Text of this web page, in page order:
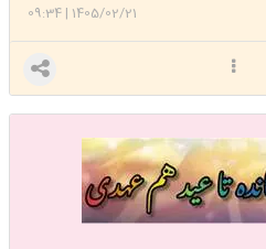
1405/02/21
|
09:34
تعداد پست: 95244